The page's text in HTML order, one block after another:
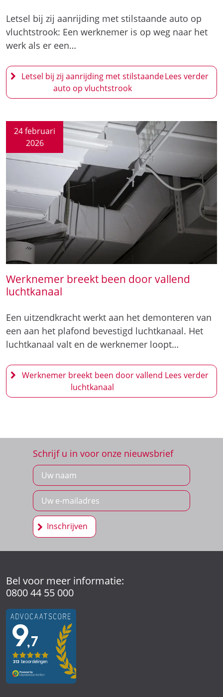
Letsel bij zij aanrijding met stilstaande auto op
vluchtstrook: Een werknemer is op weg naar het
werk als er een…
Letsel bij zij aanrijding met stilstaande
auto op vluchtstrook
24 februari
2026
Werknemer breekt been door vallend
luchtkanaal
Een uitzendkracht werkt aan het demonteren van
een aan het plafond bevestigd luchtkanaal. Het
luchtkanaal valt en de werknemer loopt…
Werknemer breekt been door vallend
luchtkanaal
Schrijf u in voor onze nieuwsbrief
Inschrijven
Bel voor meer informatie:
0800 44 55 000